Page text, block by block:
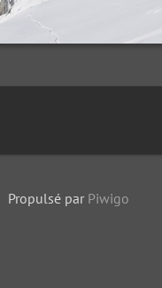
Propulsé par Piwigo